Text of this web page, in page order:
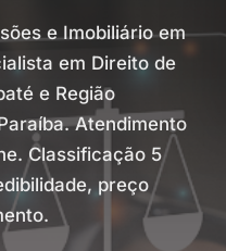
e Imobiliário em
em Direito de
e Região
Atendimento
Classificação 5
preço